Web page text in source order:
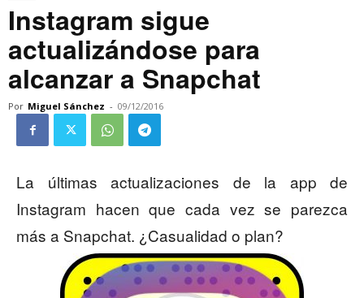
Instagram sigue
actualizándose para
alcanzar a Snapchat
Por Miguel Sánchez - 09/12/2016
La últimas actualizaciones de la app de
Instagram hacen que cada vez se parezca
más a Snapchat. ¿Casualidad o plan?